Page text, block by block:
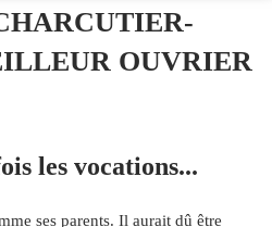
OUVRIER
les vocations...
ses parents. Il aurait dû être